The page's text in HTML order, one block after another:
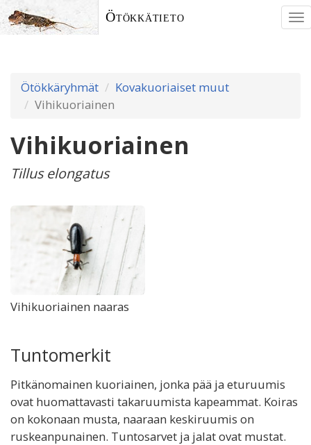
Ötökkätieto
Ötökkäryhmät
Kovakuoriaiset muut
Vihikuoriainen
Vihikuoriainen
Tillus elongatus
Vihikuoriainen naaras
Tuntomerkit
Pitkänomainen kuoriainen, jonka pää ja eturuumis
ovat huomattavasti takaruumista kapeammat. Koiras
on kokonaan musta, naaraan keskiruumis on
ruskeanpunainen. Tuntosarvet ja jalat ovat mustat.